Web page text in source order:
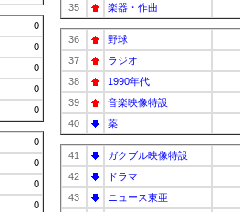
0
0
0
0
0
0
0
0
0
35
楽器・作曲
36
野球
37
ラジオ
38
1990年代
39
音楽映像特設
40
薬
41
ガクブル映像特設
42
ドラマ
43
ニュース東亜